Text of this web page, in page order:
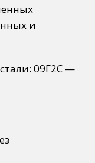
и
09Г2С —